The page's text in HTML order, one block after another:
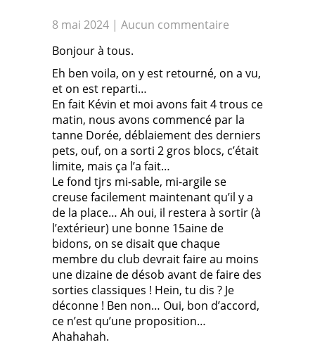
8 mai 2024 | Aucun commentaire
Bonjour à tous.
Eh ben voila, on y est retourné, on a vu,
et on est reparti…
En fait Kévin et moi avons fait 4 trous ce
matin, nous avons commencé par la
tanne Dorée, déblaiement des derniers
pets, ouf, on a sorti 2 gros blocs, c’était
limite, mais ça l’a fait…
Le fond tjrs mi-sable, mi-argile se
creuse facilement maintenant qu’il y a
de la place… Ah oui, il restera à sortir (à
l’extérieur) une bonne 15aine de
bidons, on se disait que chaque
membre du club devrait faire au moins
une dizaine de désob avant de faire des
sorties classiques ! Hein, tu dis ? Je
déconne ! Ben non… Oui, bon d’accord,
ce n’est qu’une proposition…
Ahahahah.